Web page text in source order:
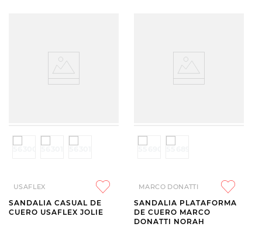
USAFLEX
SANDALIA CASUAL DE
CUERO USAFLEX JOLIE
MARCO DONATTI
SANDALIA PLATAFORMA
DE CUERO MARCO
DONATTI NORAH